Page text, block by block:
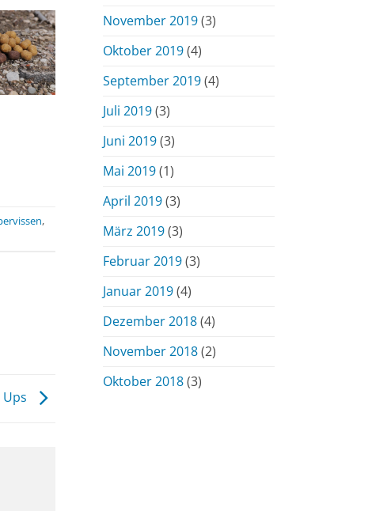
,
November 2019(3)
Oktober 2019(4)
September 2019(4)
Juli 2019(3)
Juni 2019(3)
Mai 2019(1)
April 2019(3)
März 2019(3)
Februar 2019(3)
Januar 2019(4)
Dezember 2018(4)
November 2018(2)
Oktober 2018(3)